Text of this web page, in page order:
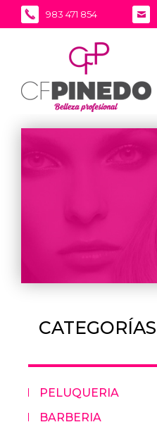
983 471 854
CATEGORÍAS
PELUQUERIA
BARBERIA